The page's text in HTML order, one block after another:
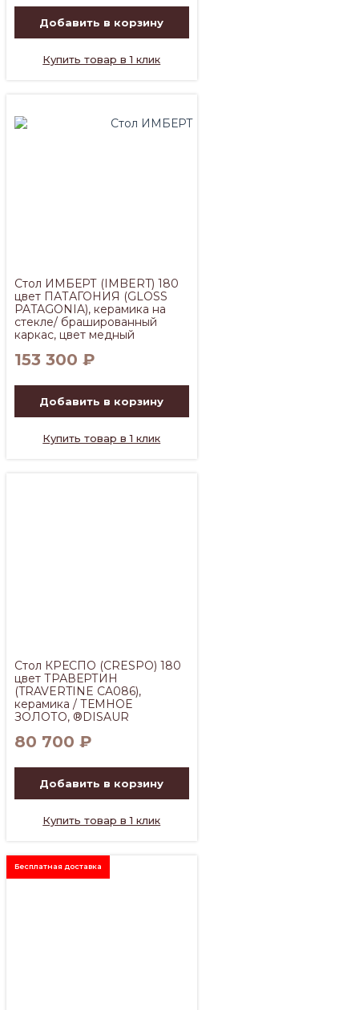
Добавить в корзину
Купить товар в 1 клик
Стол ИМБЕРТ (IMBERT) 180
цвет ПАТАГОНИЯ (GLOSS
PATAGONIA), керамика на
стекле/ брашированный
каркас, цвет медный
153 300 ₽
Добавить в корзину
Купить товар в 1 клик
Стол КРЕСПО (CRESPO) 180
цвет ТРАВЕРТИН
(TRAVERTINE CA086),
керамика / ТЕМНОЕ
ЗОЛОТО, ®DISAUR
80 700 ₽
Добавить в корзину
Купить товар в 1 клик
Бесплатная доставка